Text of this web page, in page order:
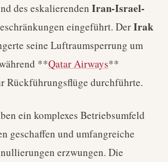
des eskalierenden Iran-Israel-
eingeführt. DerIrak
seine Luftraumsperrung um
**Qatar Airways**
Rückführungsflüge durchführte.
ein komplexes Betriebsumfeld
geschaffen und umfangreiche
erzwungen. Die